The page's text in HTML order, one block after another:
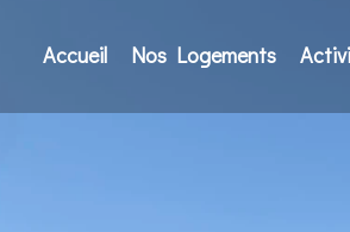
Accueil Nos Logements